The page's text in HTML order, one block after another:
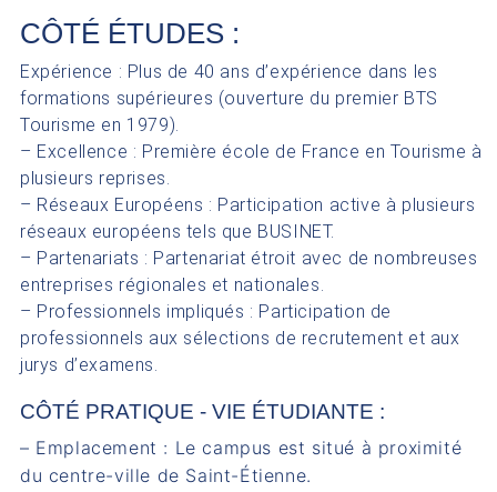
CÔTÉ ÉTUDES :
Expérience : Plus de 40 ans d’expérience dans les
formations supérieures (ouverture du premier BTS
Tourisme en 1979).
– Excellence : Première école de France en Tourisme à
plusieurs reprises.
– Réseaux Européens : Participation active à plusieurs
réseaux européens tels que BUSINET.
– Partenariats : Partenariat étroit avec de nombreuses
entreprises régionales et nationales.
– Professionnels impliqués : Participation de
professionnels aux sélections de recrutement et aux
jurys d’examens.
CÔTÉ PRATIQUE - VIE ÉTUDIANTE :
– Emplacement : Le campus est situé à proximité
du centre-ville de Saint-Étienne.